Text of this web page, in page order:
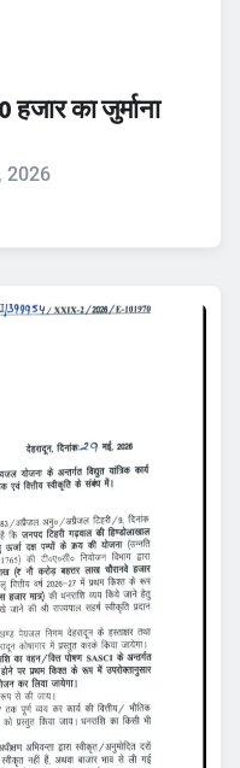
हजार का जुर्माना
2026